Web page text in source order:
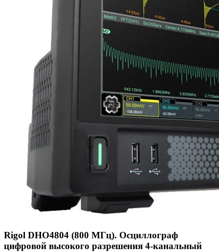
Rigol DHO4804 (800 МГц). Осциллограф
цифровой высокого разрешения 4-канальный